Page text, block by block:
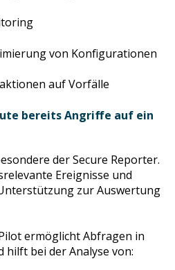
von Konfigurationen
auf Vorfälle
bereits Angriffe auf ein
der Secure Reporter.
Ereignisse und
zur Auswertung
ermöglicht Abfragen in
hilft bei der Analyse von: